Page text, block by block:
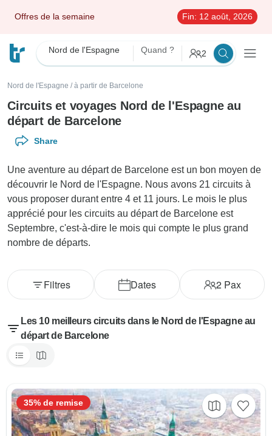
Offres de la semaine Fin: 12 août, 2026
Nord de l'Espagne Quand ? 2
Nord de l'Espagne / à partir de Barcelone
Circuits et voyages Nord de l'Espagne au
départ de Barcelone
Share
Une aventure au départ de Barcelone est un bon moyen de
découvrir le Nord de l'Espagne. Nous avons 21 circuits à
vous proposer durant entre 4 et 11 jours. Le mois le plus
apprécié pour les circuits au départ de Barcelone est
Septembre, c'est-à-dire le mois qui compte le plus grand
nombre de départs.
Dates 2Pax
Filtres
Les 10 meilleurs circuits dans le Nord de l'Espagne au
départ de Barcelone
35% de remise